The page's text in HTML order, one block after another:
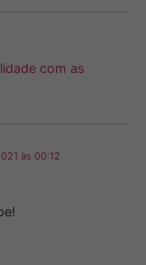
com as
às 00:12